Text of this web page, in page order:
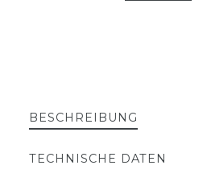
BESCHREIBUNG
TECHNISCHE DATEN